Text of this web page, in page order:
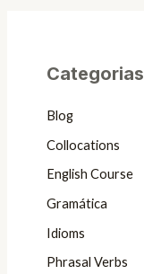
Categorias
Blog
Collocations
English Course
Gramática
Idioms
Phrasal Verbs